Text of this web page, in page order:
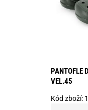
PANTOFLE
VEL.45
Kód zboží: